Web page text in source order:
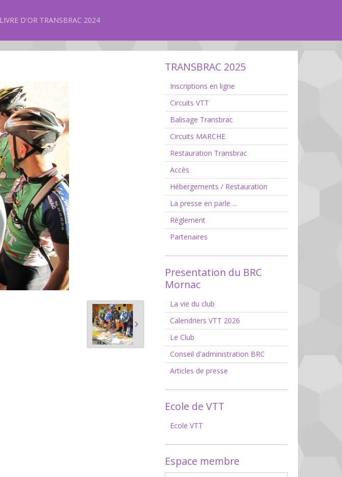
LIVRE D'OR TRANSBRAC 2024
TRANSBRAC 2025
Inscriptions en ligne
Circuits VTT
Balisage Transbrac
Circuits MARCHE
Restauration Transbrac
Accès
Hébergements / Restauration
La presse en parle ...
Règlement
Partenaires
Presentation du BRC
Mornac
La vie du club
Calendriers VTT 2026
Le Club
Conseil d'administration BRC
Articles de presse
Ecole de VTT
Ecole VTT
Espace membre